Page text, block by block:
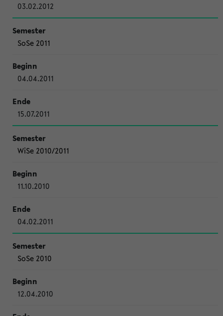
03.02.2012
SoSe 2011
04.04.2011
15.07.2011
WiSe 2010/2011
11.10.2010
04.02.2011
SoSe 2010
12.04.2010